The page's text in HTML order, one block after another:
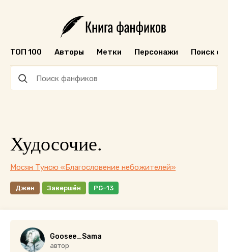
ТОП 100 Авторы Метки Персонажи Поиск
Худосочие.
Мосян Тунсю «Благословение небожителей»
Джен Завершён PG-13
Goosee_Sama
автор